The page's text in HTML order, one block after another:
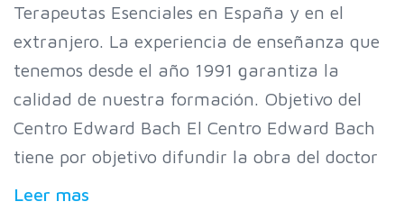
Terapeutas Esenciales en España y en el
extranjero. La experiencia de enseñanza que
tenemos desde el año 1991 garantiza la
calidad de nuestra formación. Objetivo del
Centro Edward Bach El Centro Edward Bach
tiene por objetivo difundir la obra del doctor
Leer mas